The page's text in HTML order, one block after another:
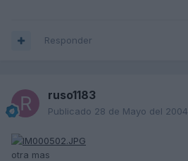
Responder
ruso1183
Publicado 28 de Mayo del 2004
otra mas